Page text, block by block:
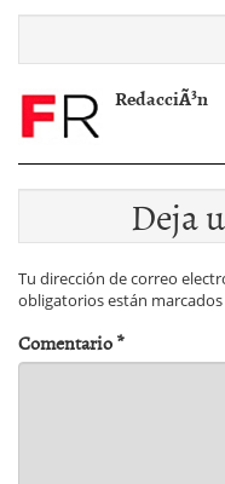
RedacciÃ³n
Deja
Tu dirección de correo
obligatorios están marcados
Comentario*